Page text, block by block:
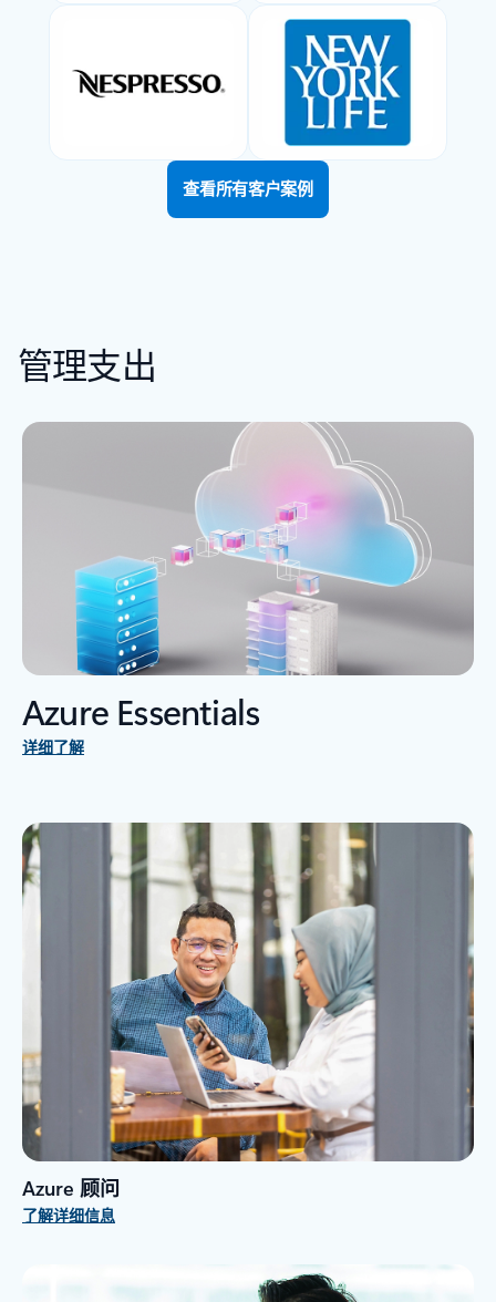
查看所有客户案例
管理支出
Azure Essentials
详细了解
Azure 顾问
了解详细信息